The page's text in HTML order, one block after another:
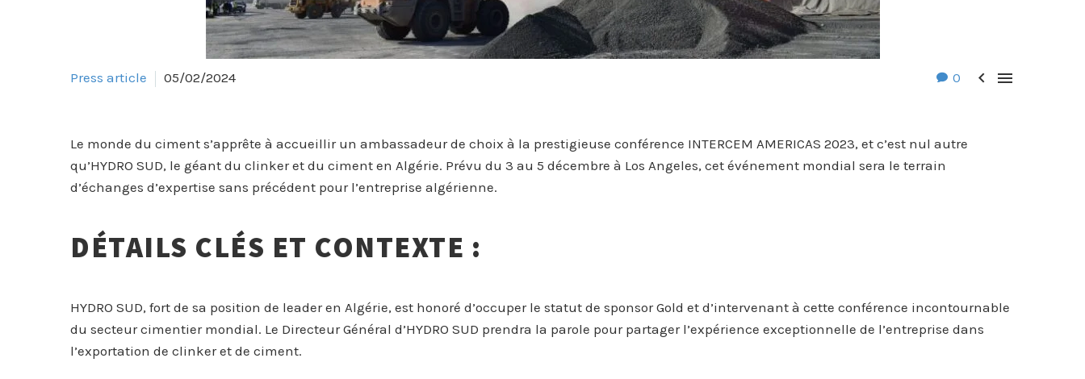
0  
Press article 05/02/2024
Le monde du ciment s’apprête à accueillir un ambassadeur de choix à la prestigieuse conférence INTERCEM AMERICAS 2023, et c’est nul autre
qu’HYDRO SUD, le géant du clinker et du ciment en Algérie. Prévu du 3 au 5 décembre à Los Angeles, cet événement mondial sera le terrain
d’échanges d’expertise sans précédent pour l’entreprise algérienne.
DÉTAILS CLÉS ET CONTEXTE :
HYDRO SUD, fort de sa position de leader en Algérie, est honoré d’occuper le statut de sponsor Gold et d’intervenant à cette conférence incontournable
du secteur cimentier mondial. Le Directeur Général d’HYDRO SUD prendra la parole pour partager l’expérience exceptionnelle de l’entreprise dans
l’exportation de clinker et de ciment.